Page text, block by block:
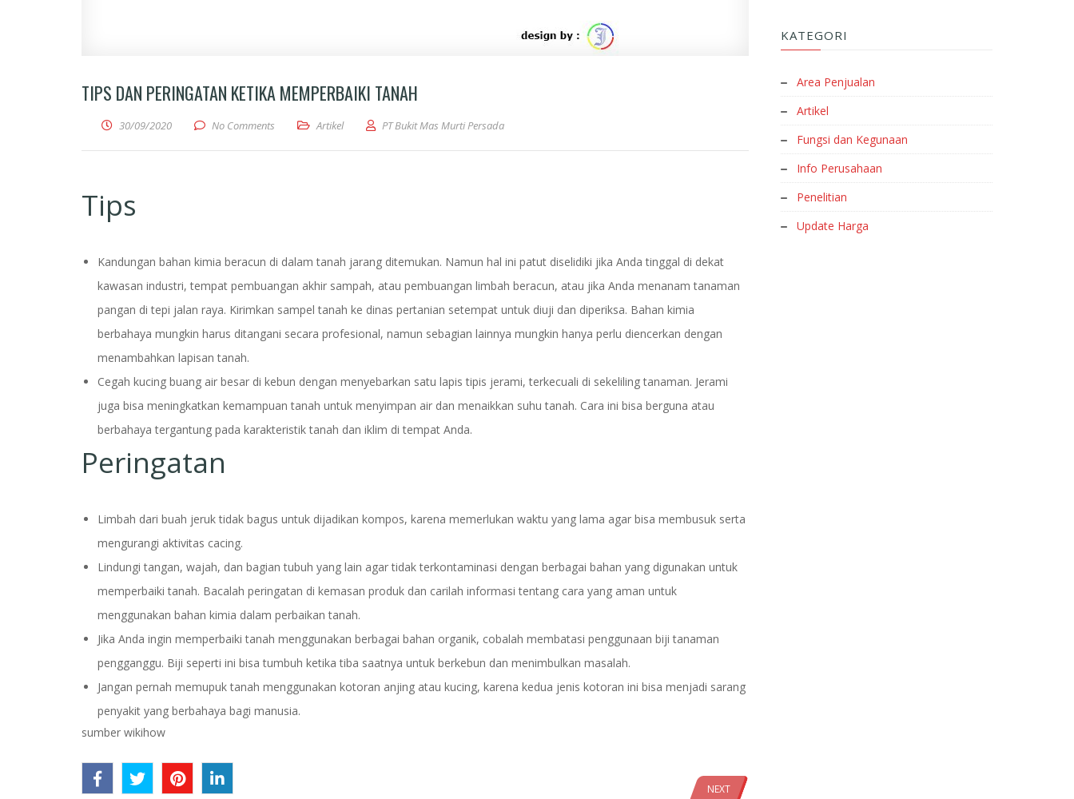
TIPS DAN PERINGATAN KETIKA MEMPERBAIKI TANAH
30/09/2020 No Comments Artikel PT Bukit Mas Murti Persada
Tips
Kandungan bahan kimia beracun di dalam tanah jarang ditemukan. Namun hal ini patut diselidiki jika Anda tinggal di dekat
kawasan industri, tempat pembuangan akhir sampah, atau pembuangan limbah beracun, atau jika Anda menanam tanaman
pangan di tepi jalan raya. Kirimkan sampel tanah ke dinas pertanian setempat untuk diuji dan diperiksa. Bahan kimia
berbahaya mungkin harus ditangani secara profesional, namun sebagian lainnya mungkin hanya perlu diencerkan dengan
menambahkan lapisan tanah.
Cegah kucing buang air besar di kebun dengan menyebarkan satu lapis tipis jerami, terkecuali di sekeliling tanaman. Jerami
juga bisa meningkatkan kemampuan tanah untuk menyimpan air dan menaikkan suhu tanah. Cara ini bisa berguna atau
berbahaya tergantung pada karakteristik tanah dan iklim di tempat Anda.
Peringatan
Limbah dari buah jeruk tidak bagus untuk dijadikan kompos, karena memerlukan waktu yang lama agar bisa membusuk serta
mengurangi aktivitas cacing.
Lindungi tangan, wajah, dan bagian tubuh yang lain agar tidak terkontaminasi dengan berbagai bahan yang digunakan untuk
memperbaiki tanah. Bacalah peringatan di kemasan produk dan carilah informasi tentang cara yang aman untuk
menggunakan bahan kimia dalam perbaikan tanah.
Jika Anda ingin memperbaiki tanah menggunakan berbagai bahan organik, cobalah membatasi penggunaan biji tanaman
pengganggu. Biji seperti ini bisa tumbuh ketika tiba saatnya untuk berkebun dan menimbulkan masalah.
Jangan pernah memupuk tanah menggunakan kotoran anjing atau kucing, karena kedua jenis kotoran ini bisa menjadi sarang
penyakit yang berbahaya bagi manusia.
sumber wikihow
NEXT
KATEGORI
Area Penjualan
Artikel
Fungsi dan Kegunaan
Info Perusahaan
Penelitian
Update Harga